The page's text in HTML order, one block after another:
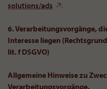
solutions/ads
.
6. Verarbeitungsvorgänge,
Interesse liegen
lit. f DSGVO)
Allgemeine Hinweise zu
Verarbeitungsvorgänge.